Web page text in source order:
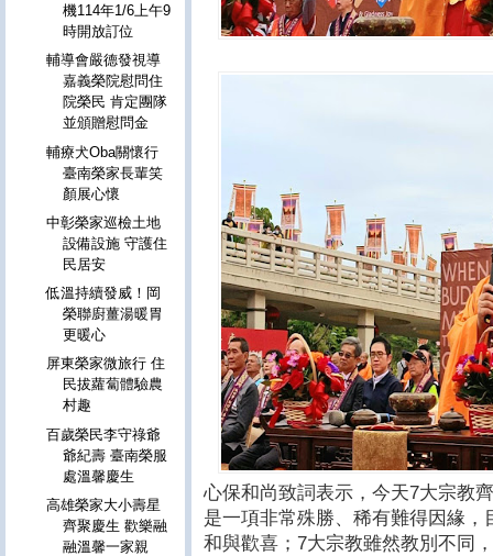
心保和尚致詞表示，今天7大宗教
是一項非常殊勝、稀有難得因緣
和與歡喜；7大宗教雖然教別不同
機114年1/6上午9
時開放訂位
輔導會嚴德發視導
嘉義榮院慰問住
院榮民 肯定團隊
並頒贈慰問金
輔療犬Oba關懷行
臺南榮家長輩笑
顏展心懷
中彰榮家巡檢土地
設備設施 守護住
民居安
低溫持續發威！岡
榮聯廚薑湯暖胃
更暖心
屏東榮家微旅行 住
民拔蘿蔔體驗農
村趣
百歲榮民李守祿爺
爺紀壽 臺南榮服
處溫馨慶生
高雄榮家大小壽星
齊聚慶生 歡樂融
融溫馨一家親